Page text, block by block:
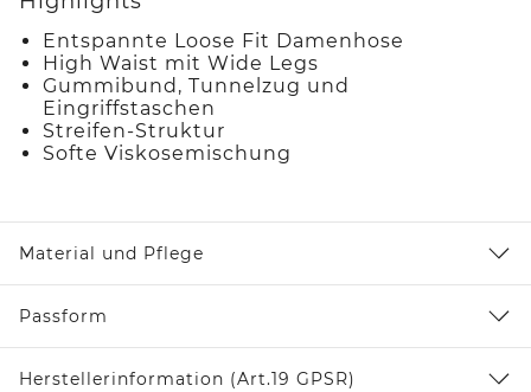
Entspannte Loose Fit Damenhose
High Waist mit Wide Legs
Gummibund, Tunnelzug und
Eingriffstaschen
Streifen-Struktur
Softe Viskosemischung
Material und Pflege
Passform
Herstellerinformation (Art.19 GPSR)